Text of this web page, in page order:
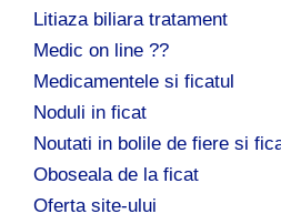
Litiaza biliara tratament
Medic on line ??
Medicamentele si ficatul
Noduli in ficat
Noutati in bolile de fiere si
Oboseala de la ficat
Oferta site-ului